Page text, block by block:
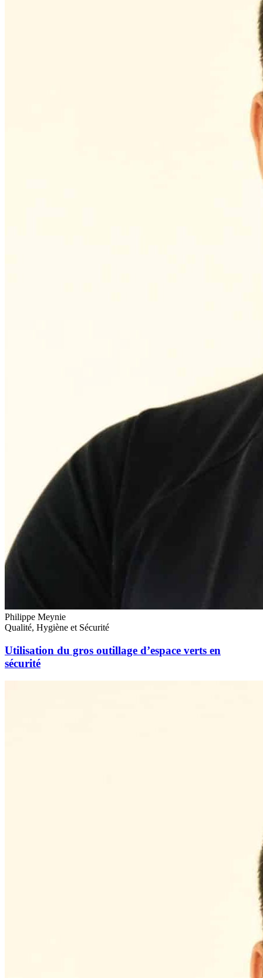
Philippe Meynie
Qualité, Hygiène et Sécurité
Utilisation du gros outillage d’espace verts en
sécurité